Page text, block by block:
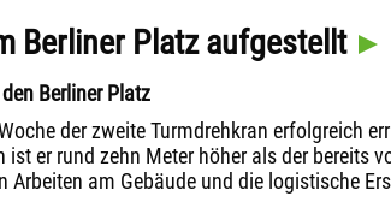
Berliner Platz aufgestellt
Berliner Platz
der zweite Turmdrehkran erfolgreich
er rund zehn Meter höher als der bereits
am Gebäude und die logistische